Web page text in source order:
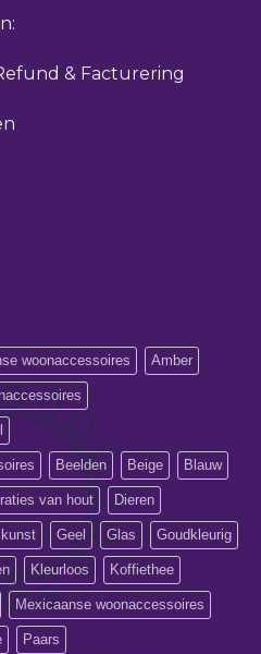
& Facturering
woonaccessoires Amber
Beelden Beige Blauw
van hout Dieren
Geel Glas Goudkleurig
Kleurloos Koffiethee
Mexicaanse woonaccessoires
Paars